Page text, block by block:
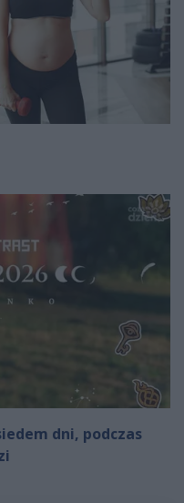
dni, podczas